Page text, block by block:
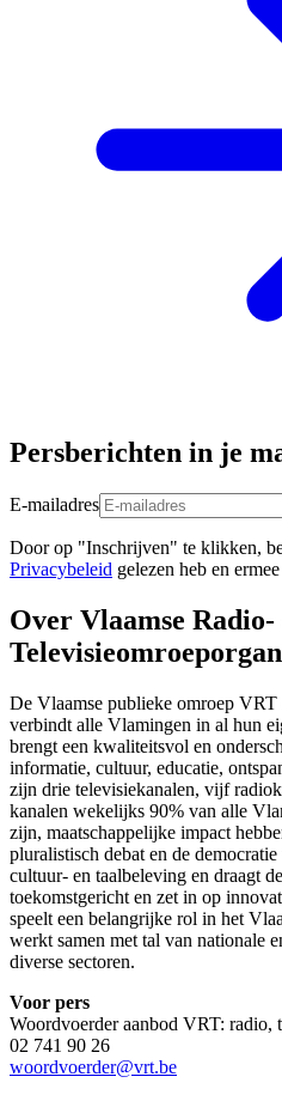
Persberichten in je
E-mailadres
Door op "Inschrijven" te klikken,
Privacybeleid gelezen heb en
Over Vlaamse Radio-
De Vlaamse publieke omroep VRT
verbindt alle Vlamingen in al hun
brengt een kwaliteitsvol en
informatie, cultuur, educatie,
zijn drie televisiekanalen, vijf
kanalen wekelijks 90% van alle
zijn, maatschappelijke impact
pluralistisch debat en de
cultuur- en taalbeleving en draagt
toekomstgericht en zet in op
speelt een belangrijke rol in het
werkt samen met tal van nationale
diverse sectoren.
Voor pers
Woordvoerder aanbod VRT: radio,
02 741 90 26
woordvoerder@vrt.be